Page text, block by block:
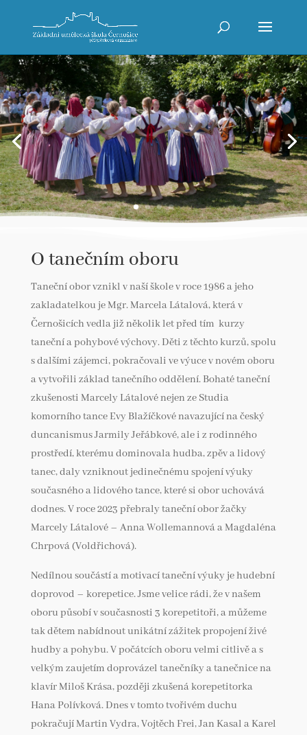
O tanečním oboru
Taneční obor vznikl v naší škole v roce 1986 a jeho
zakladatelkou je Mgr. Marcela Látalová, která v
Černošicích vedla již několik let před tím kurzy
taneční a pohybové výchovy. Děti z těchto kurzů, spolu
s dalšími zájemci, pokračovali ve výuce v novém oboru
a vytvořili základ tanečního oddělení. Bohaté taneční
zkušenosti Marcely Látalové nejen ze Studia
komorního tance Evy Blažíčkové navazující na český
duncanismus Jarmily Jeřábkové, ale i z rodinného
prostředí, kterému dominovala hudba, zpěv a lidový
tanec, daly vzniknout jedinečnému spojení výuky
současného a lidového tance, které si obor uchovává
dodnes. V roce 2023 přebraly taneční obor žačky
Marcely Látalové – Anna Wollemannová a Magdaléna
Chrpová (Voldřichová).
Nedílnou součástí a motivací taneční výuky je hudební
doprovod – korepetice. Jsme velice rádi, že v našem
oboru působí v současnosti 3 korepetitoři, a můžeme
tak dětem nabídnout unikátní zážitek propojení živé
hudby a pohybu. V počátcích oboru velmi citlivě a s
velkým zaujetím doprovázel tanečníky a tanečnice na
klavír Miloš Krása, později zkušená korepetitorka
Hana Polívková. Dnes v tomto tvořivém duchu
pokračují Martin Vydra, Vojtěch Frei, Jan Kasal a Karel